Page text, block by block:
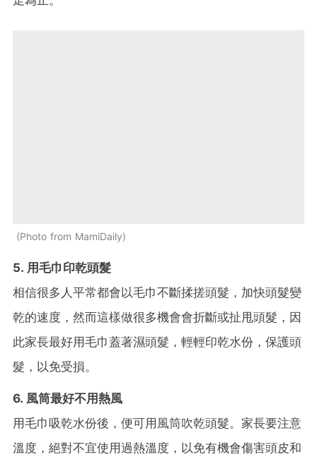
Photo from MamiDaily
5. 用毛巾印乾頭髮
相信很多人平常都會以毛巾不斷揉搓頭髮，加快頭髮變
乾的速度，然而這樣做很多機會會折斷或扯甩頭髮，因
此家長最好用毛巾蓋著濕頭髮，輕輕印乾水份，保護頭
髮，以免受損。
6. 風筒最好不用熱風
用毛巾吸乾水份後，便可用風筒吹乾頭髮。家長要注意
溫度，絕對不宜使用過熱溫度，以免有機會傷害頭皮和